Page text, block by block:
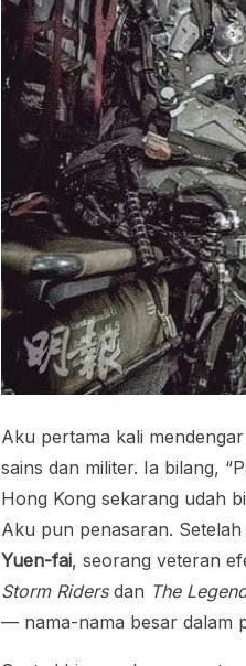
Aku pertama kali
sains dan militer. Ia bilang,
Hong Kong sekarang udah
Aku pun penasaran.
Yuen-fai, seorang veteran
Storm Ridersdan The
— nama-nama besar dalam